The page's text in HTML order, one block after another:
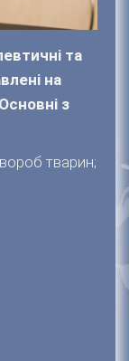
та
на
з
тварин;